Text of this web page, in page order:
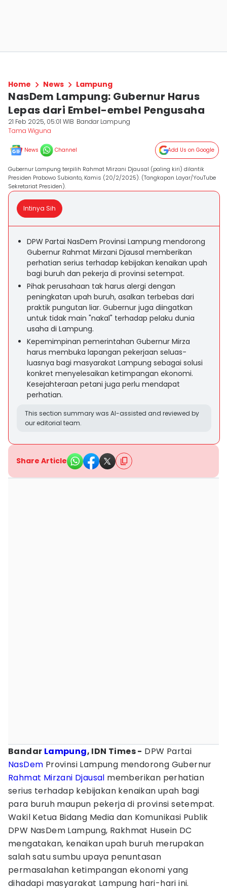
Home News Lampung
NasDem Lampung: Gubernur Harus
Lepas dari Embel-embel Pengusaha
21 Feb 2025, 05:01 WIB Bandar Lampung
Tama Wiguna
News Channel Add Us on Google
Gubernur Lampung terpilih Rahmat Mirzani Djausal (paling kiri) dilantik
Presiden Prabowo Subianto, Kamis (20/2/2025). (Tangkapan Layar/YouTube
Sekretariat Presiden).
Intinya Sih
DPW Partai NasDem Provinsi Lampung mendorong
Gubernur Rahmat Mirzani Djausal memberikan
perhatian serius terhadap kebijakan kenaikan upah
bagi buruh dan pekerja di provinsi setempat.
Pihak perusahaan tak harus alergi dengan
peningkatan upah buruh, asalkan terbebas dari
praktik pungutan liar. Gubernur juga diingatkan
untuk tidak main "nakal" terhadap pelaku dunia
usaha di Lampung.
Kepemimpinan pemerintahan Gubernur Mirza
harus membuka lapangan pekerjaan seluas-
luasnya bagi masyarakat Lampung sebagai solusi
konkret menyelesaikan ketimpangan ekonomi.
Kesejahteraan petani juga perlu mendapat
perhatian.
This section summary was AI-assisted and reviewed by
our editorial team.
Share Article
Bandar Lampung, IDN Times - DPW Partai
NasDem Provinsi Lampung mendorong Gubernur
Rahmat Mirzani Djausal memberikan perhatian
serius terhadap kebijakan kenaikan upah bagi
para buruh maupun pekerja di provinsi setempat.
Wakil Ketua Bidang Media dan Komunikasi Publik
DPW NasDem Lampung, Rakhmat Husein DC
mengatakan, kenaikan upah buruh merupakan
salah satu sumbu upaya penuntasan
permasalahan ketimpangan ekonomi yang
dihadapi masyarakat Lampung hari-hari ini.